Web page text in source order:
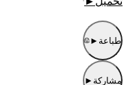
طباعة ►
مشاركة ►